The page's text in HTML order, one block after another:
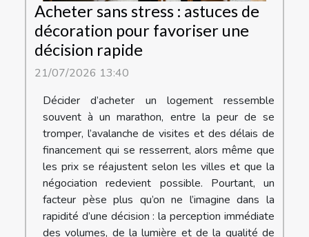
Acheter sans stress : astuces de
décoration pour favoriser une
décision rapide
21/07/2026 13:40
Décider d’acheter un logement ressemble
souvent à un marathon, entre la peur de se
tromper, l’avalanche de visites et des délais de
financement qui se resserrent, alors même que
les prix se réajustent selon les villes et que la
négociation redevient possible. Pourtant, un
facteur pèse plus qu’on ne l’imagine dans la
rapidité d’une décision : la perception immédiate
des volumes, de la lumière et de la qualité de